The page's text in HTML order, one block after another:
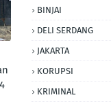
BINJAI
DELI SERDANG
JAKARTA
KORUPSI
KRIMINAL